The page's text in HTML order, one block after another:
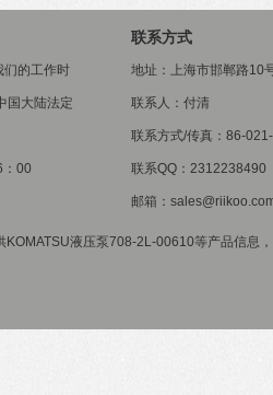
们的工作时
国大陆法定
：00
联系方式
地址：上海市邯郸路10
联系人：付清
联系方式/传真：86-
联系QQ：2312238490
邮箱：
KOMATSU液压泵708-2L-00610等产品信息